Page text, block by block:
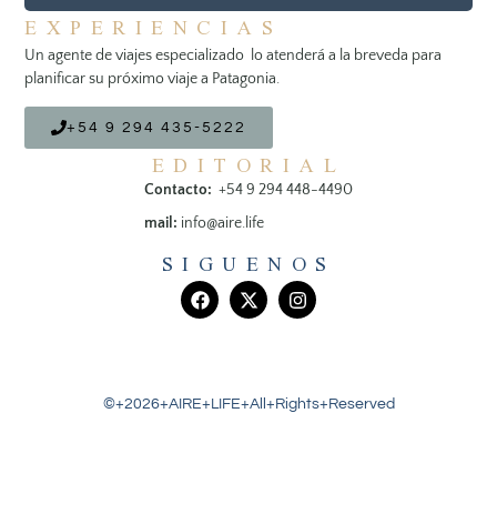
EXPERIENCIAS
Un agente de viajes especializado lo atenderá a la breveda para
planificar su próximo viaje a Patagonia.
+54 9 294 435-5222
EDITORIAL
Contacto: +54 9 294 448-4490
mail: info@aire.life
SIGUENOS
©+2026+AIRE+LIFE+All+Rights+Reserved